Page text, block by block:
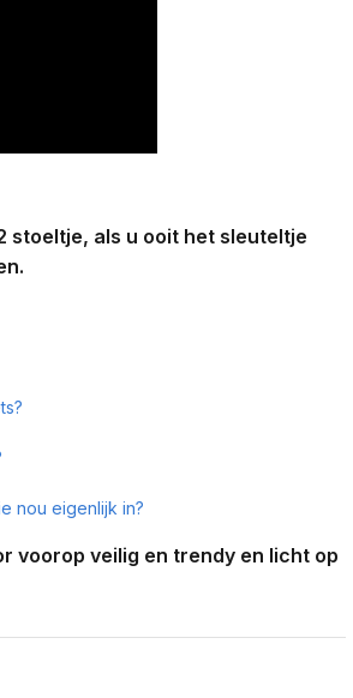
stoeltje, als u ooit het sleuteltje
nou eigenlijk in?
voorop veilig en trendy en licht op